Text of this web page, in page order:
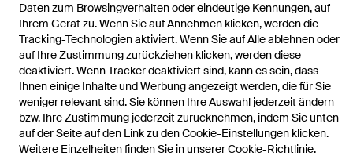
Daten zum Browsingverhalten oder eindeutige Kennungen, auf
Ihrem Gerät zu. Wenn Sie auf Annehmen klicken, werden die
Tracking-Technologien aktiviert. Wenn Sie auf Alle ablehnen oder
auf Ihre Zustimmung zurückziehen klicken, werden diese
deaktiviert. Wenn Tracker deaktiviert sind, kann es sein, dass
Ihnen einige Inhalte und Werbung angezeigt werden, die für Sie
weniger relevant sind. Sie können Ihre Auswahl jederzeit ändern
bzw. Ihre Zustimmung jederzeit zurücknehmen, indem Sie unten
auf der Seite auf den Link zu den Cookie-Einstellungen klicken.
Weitere Einzelheiten finden Sie in unsererCookie-Richtlinie.
Startseite Herren Jeans Jeans
Hilfe und Informationen